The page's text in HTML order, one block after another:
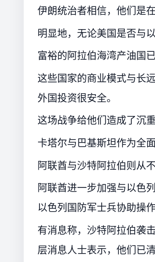
伊朗统治者相信，他们是
明显地，无论美国是否与
富裕的阿拉伯海湾产油国
这些国家的商业模式与长
外国投资很安全。
这场战争给他们造成了沉
卡塔尔与巴基斯坦作为全
阿联酋与沙特阿拉伯则从
阿联酋进一步加强与以色
以色列国防军士兵协助操作
有消息称，沙特阿拉伯袭
层消息人士表示，他们已